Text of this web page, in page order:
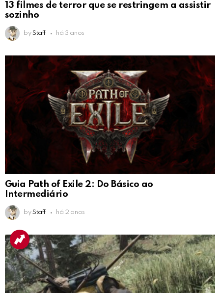
13 filmes de terror que se restringem a assistir
sozinho
by Staff há 3 anos
Guia Path of Exile 2: Do Básico ao
Intermediário
by Staff há 2 anos